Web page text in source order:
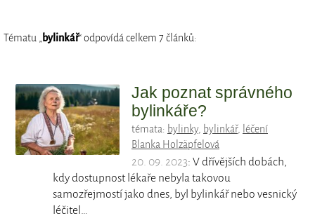
Tématu „bylinkář“ odpovídá celkem 7 článků:
Jak poznat správného
bylinkáře?
témata: bylinky, bylinkář, léčení
Blanka Holzäpfelová
20. 09. 2023: V dřívějších dobách,
kdy dostupnost lékaře nebyla takovou
samozřejmostí jako dnes, byl bylinkář nebo vesnický
léčitel…